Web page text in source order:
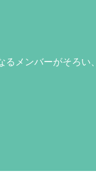
メンバーがそろい、